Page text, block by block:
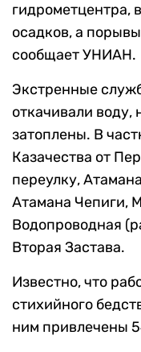
гидрометцентра,
осадков, а
сообщает УНИАН.
Экстренные
откачивали
затоплены. В
Казачества от
переулку,
Атамана Чепиги,
Водопроводная
Вторая Застава.
Известно, что
стихийного
ним привлечены